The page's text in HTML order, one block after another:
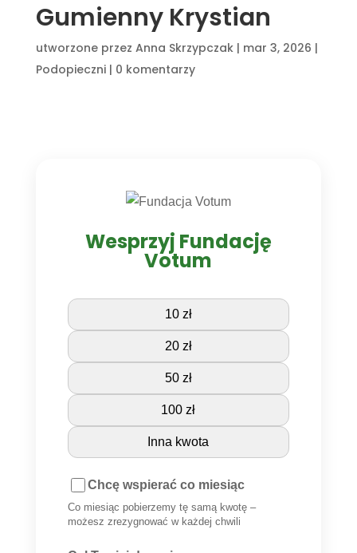
Gumienny Krystian
utworzone przez Anna Skrzypczak| mar 3, 2026 |
Podopieczni| 0 komentarzy
Wesprzyj Fundację
Votum
10 zł
20 zł
50 zł
100 zł
Inna kwota
Chcę wspierać co miesiąc
Co miesiąc pobierzemy tę samą kwotę –
możesz zrezygnować w każdej chwili